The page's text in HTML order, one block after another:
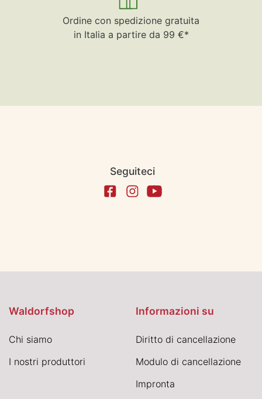
Ordine con spedizione gratuita
in Italia a partire da 99 €*
Seguiteci
Waldorfshop
Chi siamo
I nostri produttori
Informazioni su
Diritto di cancellazione
Modulo di cancellazione
Impronta